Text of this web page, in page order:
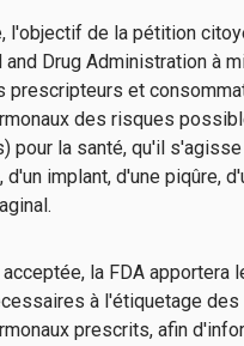
l'objectif de la pétition
Drug Administration à
prescripteurs et
des risques
pour la santé, qu'il
d'un implant, d'une piqûre,
la FDA apportera
à l'étiquetage des
prescrits, afin